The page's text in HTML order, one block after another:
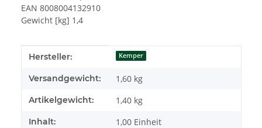
EAN 8008004132910
Gewicht [kg] 1,4
Produkteigenschaft
Wert
Hersteller: Kemper
Versandgewicht: 1,60 kg
Artikelgewicht: 1,40 kg
Inhalt: 1,00 Einheit